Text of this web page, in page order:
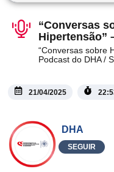
“Conversas
Hipertensão”
conduzir
hipertensivas
“Conversas sobre
Podcast do DHA /
21/04/2025
DHA
SEGUIR